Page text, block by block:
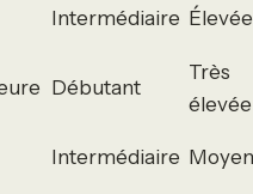
Intermédiaire Élevée
Débutant
Très
élevée
Intermédiaire